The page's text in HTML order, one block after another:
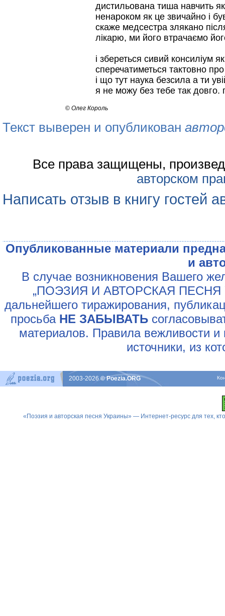
дистильована тиша навчить
ненароком як це звичайно і
скаже медсестра злякано
лікарю, ми його втрачаємо
і збереться сивий консиліум
сперечатиметься тактовно
і що тут наука безсила а ти
я не можу без тебе так довго.
© Олег Король
Текст выверен и опубликован
Все права защищены,
авторском
Написать отзыв в книгу гостей
Опубликованные материали
и
В случае возникновения Вашего
„ПОЭЗИЯ И АВТОРСКАЯ ПЕСНЯ
дальнейшего тиражирования,
просьба НЕ ЗАБЫВАТЬ
материалов. Правила вежливости и
источники, из
2003-2026© Poezia.ORG
«Поэзия и авторская песня Украины» — Интернет-ресурс для тех,